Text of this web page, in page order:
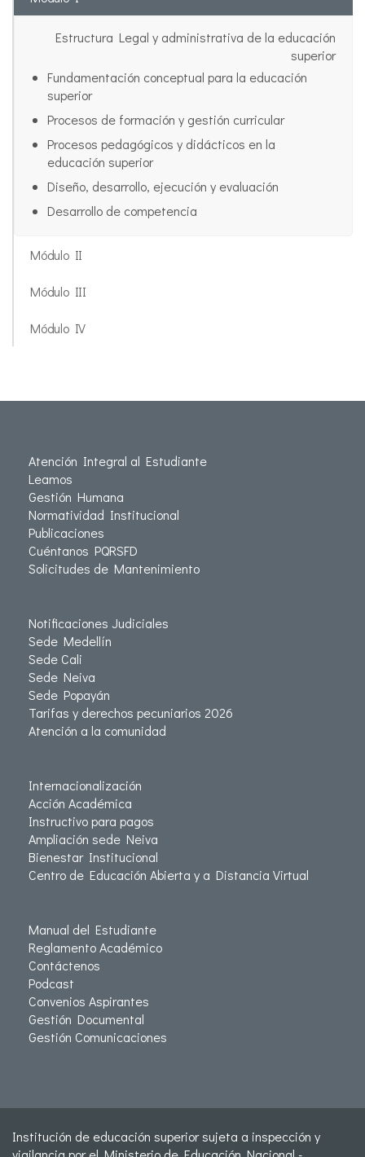
Estructura Legal y administrativa de la educación
superior
Fundamentación conceptual para la educación
superior
Procesos de formación y gestión curricular
Procesos pedagógicos y didácticos en la
educación superior
Diseño, desarrollo, ejecución y evaluación
Desarrollo de competencia
Módulo II
Módulo III
Módulo IV
Atención Integral al Estudiante
Leamos
Gestión Humana
Normatividad Institucional
Publicaciones
Cuéntanos PQRSFD
Solicitudes de Mantenimiento
Notificaciones Judiciales
Sede Medellín
Sede Cali
Sede Neiva
Sede Popayán
Tarifas y derechos pecuniarios 2026
Atención a la comunidad
Internacionalización
Acción Académica
Instructivo para pagos
Ampliación sede Neiva
Bienestar Institucional
Centro de Educación Abierta y a Distancia Virtual
Manual del Estudiante
Reglamento Académico
Contáctenos
Podcast
Convenios Aspirantes
Gestión Documental
Gestión Comunicaciones
Institución de educación superior sujeta a inspección y